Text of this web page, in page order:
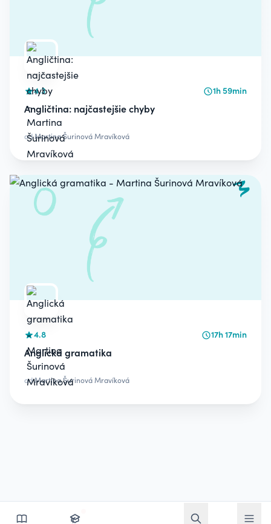
4.3 1h 59min
Angličtina: najčastejšie chyby
odMartina Šurinová Mravíková
4.8 17h 17min
Anglická gramatika
odMartina Šurinová Mravíková